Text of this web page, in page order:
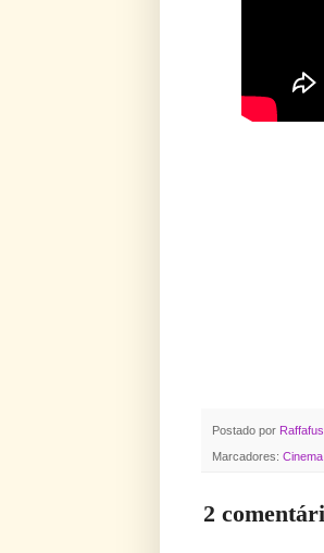
Postado por
Marcadores:
2